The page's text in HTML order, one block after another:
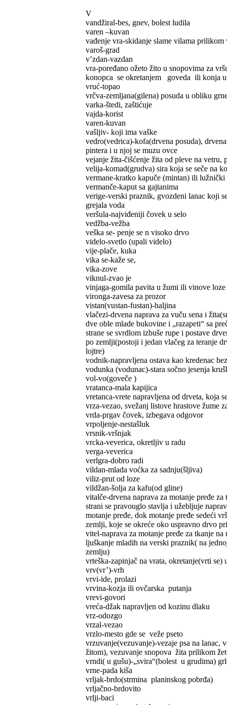
V
vandžiral-bes, gnev, bolest ludila
varen –kuvan
vađenje vra-skidanje slame vilama prilikom
varoš-grad
v’zdan-vazdan
vra-poređano ožeto žito u snopovima za
konopca se okretanjem goveda ili konja u
vruć-topao
vrčva-zemljana(gilena) posuda u obliku
varka-štedi, zaštićuje
vajda-korist
varen-kuvan
vašljiv- koji ima vaške
vedro(vedrica)-kofa(drvena posuda),
pintera i u njoj se muzu ovce
vejanje žita-čišćenje žita od pleve na vetru,
velija-komad(grudva) sira koja se seče na
vermane-kratko kapuče (mintan) ili lužnički
vermanče-kaput sa gajtanima
verige-verski praznik, gvozdeni lanac koji
grejala voda
veršula-najviđeniji čovek u selo
vedžba-vežba
veška se- penje se n visoko drvo
videlo-svetlo (upali videlo)
vije-plače, kuka
vika se-kaže se,
vika-zove
viknul-zvao je
vinjaga-gomila pavita u žumi ili vinove
vironga-zavesa za prozor
vistan(vustan-fustan)-haljina
vlačezi-drvena naprava za vuču sena i
dve oble mlade bukovine i „razapeti“ sa
strane se svrdlom izbuše rupe i postave
po zemlji(postoji i jedan vlačeg za teranje
lojtre)
vodnik-napravljena ostava kao kredenac
vodunka (vodunac)-stara sočno jesenja
vol-vo(goveče )
vratanca-mala kapijica
vretanca-vrete napravljena od drveta, koja
vrza-vezao, svežanj listove hrastove žume
vrda-prgav čovek, izbegava odgovor
vrpoljenje-nestašluk
vrsnik-vršnjak
vrcka-veverica, okretljiv u radu
verga-veverica
verlgra-dobro radi
vildan-mlada voćka za sadnju(šljiva)
viliz-prut od loze
vildžan-šolja za kafu(od gline)
vitalče-drvena naprava za motanje pređe
strani se pravouglo stavlja i užebljuje
motanje pređe, dok motanje pređe sedeći
zemlji, koje se okreće oko uspravno drvo
vitel-naprava za motanje pređe za tkanje
ljuškanje mladih na verski praznik( na
zemlju)
vrteška-zapinjač na vrata, okretanje(vrti se)
vrv(vr’)-vrh
vrvi-ide, prolazi
vrvina-kozja ili ovčarska putanja
vrevi-govori
vreća-džak napravljen od kozinu dlaku
vrz-odozgo
vrzal-vezao
vrzlo-mesto gde se veže pseto
vrzuvanje(vezuvanje)-vezaje psa na lanac,
žitom), vezuvanje snopova žita prilikom
vrndi( u gušu)-„svira“(bolest u grudima)
vrne-pada kiša
vrljak-brdo(strmina planinskog pobrđa)
vrljačno-brdovito
vrlji-baci